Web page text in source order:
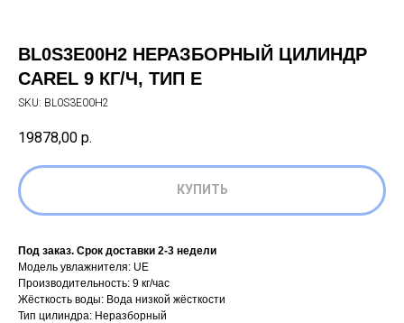
BL0S3E00H2 НЕРАЗБОРНЫЙ ЦИЛИНДР
CAREL 9 КГ/Ч, ТИП E
SKU: BL0S3E00H2
19878,00 р.
КУПИТЬ
Под заказ. Срок доставки 2-3 недели
Модель увлажнителя: UE
Производительность: 9 кг/час
Жёсткость воды: Вода низкой жёсткости
Тип цилиндра: Неразборный